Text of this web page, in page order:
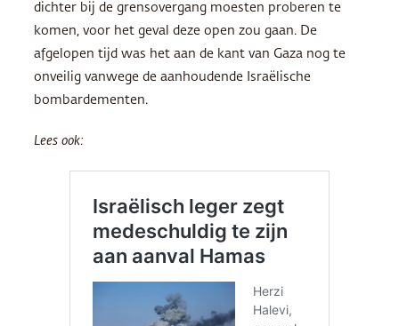
dichter bij de grensovergang moesten proberen te
komen, voor het geval deze open zou gaan. De
afgelopen tijd was het aan de kant van Gaza nog te
onveilig vanwege de aanhoudende Israëlische
bombardementen.
Lees ook: